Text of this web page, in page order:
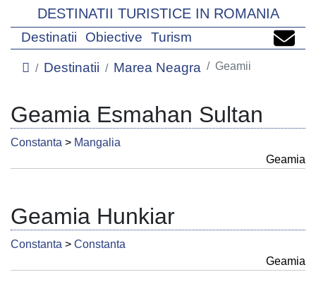
DESTINATII TURISTICE IN ROMANIA
Destinatii Obiective Turism
Destinatii Marea Neagra Geamii
Geamia Esmahan Sultan
Constanta > Mangalia
Geamia
Geamia Hunkiar
Constanta > Constanta
Geamia